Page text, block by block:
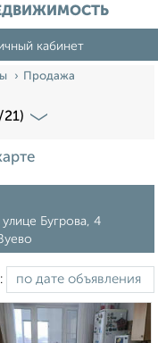
кабинет
Продажа
Бугрова, 4